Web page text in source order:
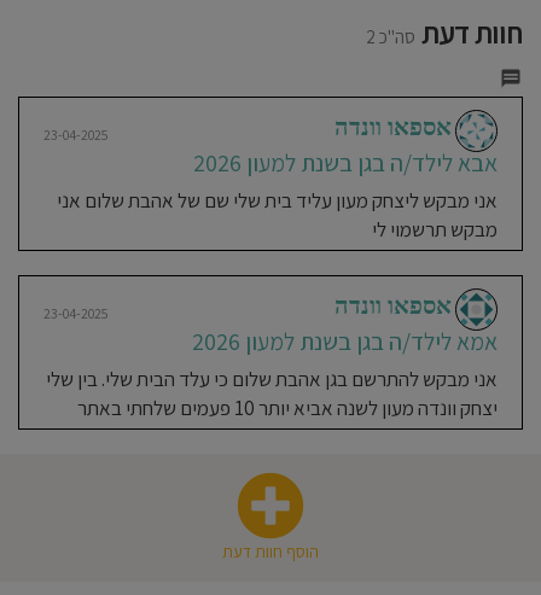
חוות דעת סה"כ 2
23-04-2025 אספאו וונדה
אבא לילד/ה בגן בשנת למעון 2026
אני מבקש ליצחק מעון עליד בית שלי שם של אהבת שלום אני
מבקש תרשמוי לי
23-04-2025 אספאו וונדה
אמא לילד/ה בגן בשנת למעון 2026
אני מבקש להתרשם בגן אהבת שלום כי עלד הבית שלי. בין שלי
יצחק וונדה מעון לשנה אביא יותר 10 פעמים שלחתי באתר
הוסף חוות דעת